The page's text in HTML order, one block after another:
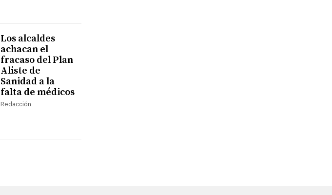
Los alcaldes
achacan el
fracaso del Plan
Aliste de
Sanidad a la
falta de médicos
Redacción